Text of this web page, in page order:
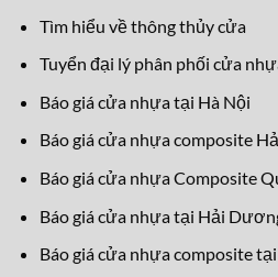
Tìm hiểu về thông thủy cửa
Tuyển đại lý phân phối cửa
Báo giá cửa nhựa tại Hà Nội
Báo giá cửa nhựa composite
Báo giá cửa nhựa Composite
Báo giá cửa nhựa tại Hải
Báo giá cửa nhựa composite